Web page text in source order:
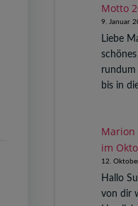
Motto
9. Januar
Liebe
rundum
bis in
Marion
im
12.
Hallo
von dir